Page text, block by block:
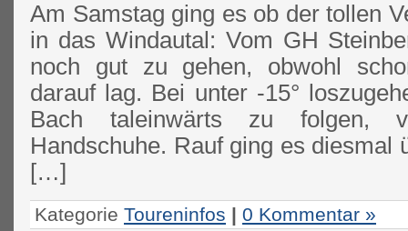
Am Samstag ging es ob der tollen
in das Windautal: Vom GH
noch gut zu gehen, obwohl
darauf lag. Bei unter -15°
Bach taleinwärts zu folgen,
Handschuhe. Rauf ging es diesmal
[…]
Kategorie Toureninfos | 0 Kommentar »